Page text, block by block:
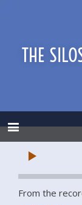
THE
From the